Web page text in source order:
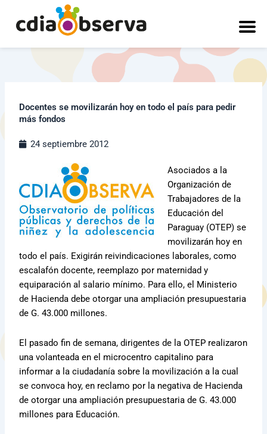
contenido
Docentes se movilizarán hoy en todo el país para pedir
más fondos
24 septiembre 2012
Asociados a la
Organización de
Trabajadores de la
Educación del
Paraguay (OTEP) se
movilizarán hoy en
todo el país. Exigirán reivindicaciones laborales, como
escalafón docente, reemplazo por maternidad y
equiparación al salario mínimo. Para ello, el Ministerio
de Hacienda debe otorgar una ampliación presupuestaria
de G. 43.000 millones.
El pasado fin de semana, dirigentes de la OTEP realizaron
una volanteada en el microcentro capitalino para
informar a la ciudadanía sobre la movilización a la cual
se convoca hoy, en reclamo por la negativa de Hacienda
de otorgar una ampliación presupuestaria de G. 43.000
millones para Educación.